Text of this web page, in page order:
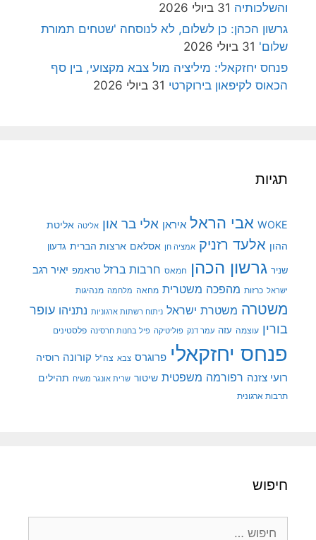
והשלכותיה 31 ביולי 2026
גרשון הכהן: כן לשלום, לא לנוסחה 'שטחים תמורת
שלום' 31 ביולי 2026
פנחס יחזקאלי: מיליציה מול צבא מקצועי, בין סף
הכאוס לקיפאון בירוקרטי 31 ביולי 2026
תגיות
WOKE אבי הראל איראן אלי בר און אליטה אליטת
ההון אלעד רזניק אמציה חן אסלאם ארצות הברית גדעון
שניר גרשון הכהן חמאס חרבות ברזל טראמפ יאיר רגב
ישראל כרזות מהפכה משטרית מחאה מלחמה מנהיגות
משטרה משטרת ישראל ניתוח רשתות ארגוניות נתניהו עופר
בורין עוצמה עזה עמר דנק פוליטיקה פיל בחנות חרסינה פלסטינים
פנחס יחזקאלי פרוגרס צבא צה"ל קורונה רוסיה
רועי צזנה רפורמה משפטית שיטור שרית אונגר משיח תהילים
תרבות ארגונית
חיפוש